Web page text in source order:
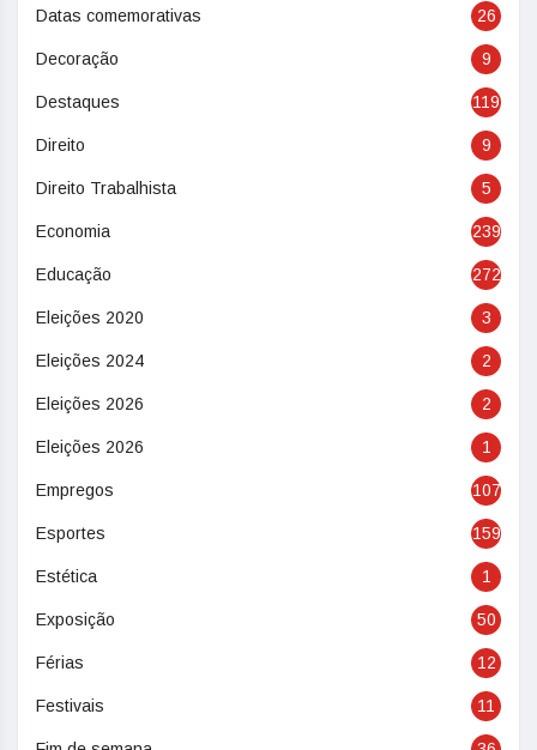
Datas comemorativas 26
Decoração 9
Destaques 119
Direito 9
Direito Trabalhista 5
Economia 239
Educação 272
Eleições 2020 3
Eleições 2024 2
Eleições 2026 2
Eleições 2026 1
Empregos 107
Esportes 159
Estética 1
Exposição 50
Férias 12
Festivais 11